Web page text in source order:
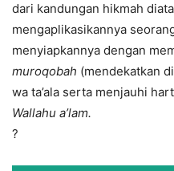
dari kandungan hikmah
mengaplikasikannya
menyiapkannya dengan
muroqobah (mendekatkan
wa ta’ala serta menjauhi
Wallahu a’lam.
?